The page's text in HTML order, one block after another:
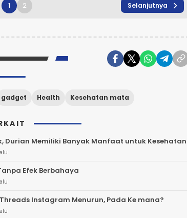
1 2 Selanjutnya
gadget Health Kesehatan mata
Durian Memiliki Banyak Manfaat untuk Kesehatan
Efek Berbahaya
Instagram Menurun, Pada Ke mana?